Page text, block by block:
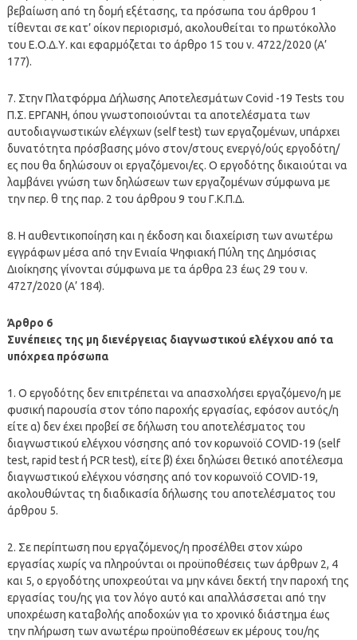
βεβαίωση από τη δομή εξέτασης, τα πρόσωπα του άρθρου 1
τίθενται σε κατ’ οίκον περιορισμό, ακολουθείται το πρωτόκολλο
του Ε.Ο.Δ.Υ. και εφαρμόζεται το άρθρο 15 του ν. 4722/2020 (Α’
177).
7. Στην Πλατφόρμα Δήλωσης Αποτελεσμάτων Covid -19 Tests του
Π.Σ. ΕΡΓΑΝΗ, όπου γνωστοποιούνται τα αποτελέσματα των
αυτοδιαγνωστικών ελέγχων (self test) των εργαζομένων, υπάρχει
δυνατότητα πρόσβασης μόνο στον/στους ενεργό/ούς εργοδότη/
ες που θα δηλώσουν οι εργαζόμενοι/ες. Ο εργοδότης δικαιούται να
λαμβάνει γνώση των δηλώσεων των εργαζομένων σύμφωνα με
την περ. θ της παρ. 2 του άρθρου 9 του Γ.Κ.Π.Δ.
8. Η αυθεντικοποίηση και η έκδοση και διαχείριση των ανωτέρω
εγγράφων μέσα από την Ενιαία Ψηφιακή Πύλη της Δημόσιας
Διοίκησης γίνονται σύμφωνα με τα άρθρα 23 έως 29 του ν.
4727/2020 (Α’ 184).
Άρθρο 6
Συνέπειες της μη διενέργειας διαγνωστικού ελέγχου από τα
υπόχρεα πρόσωπα
1. Ο εργοδότης δεν επιτρέπεται να απασχολήσει εργαζόμενο/η με
φυσική παρουσία στον τόπο παροχής εργασίας, εφόσον αυτός/η
είτε α) δεν έχει προβεί σε δήλωση του αποτελέσματος του
διαγνωστικού ελέγχου νόσησης από τον κορωνοϊό COVID-19 (self
test, rapid test ή PCR test), είτε β) έχει δηλώσει θετικό αποτέλεσμα
διαγνωστικού ελέγχου νόσησης από τον κορωνοϊό COVID-19,
ακολουθώντας τη διαδικασία δήλωσης του αποτελέσματος του
άρθρου 5.
2. Σε περίπτωση που εργαζόμενος/η προσέλθει στον χώρο
εργασίας χωρίς να πληρούνται οι προϋποθέσεις των άρθρων 2, 4
και 5, ο εργοδότης υποχρεούται να μην κάνει δεκτή την παροχή της
εργασίας του/ης για τον λόγο αυτό και απαλλάσσεται από την
υποχρέωση καταβολής αποδοχών για το χρονικό διάστημα έως
την πλήρωση των ανωτέρω προϋποθέσεων εκ μέρους του/ης